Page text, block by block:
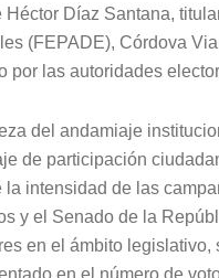
Héctor Díaz Santana,
(FEPADE), Córdova
por las autoridades
del andamiaje
de participación
la intensidad de las
y el Senado de la
en el ámbito
en el número de